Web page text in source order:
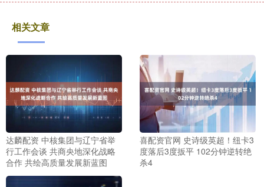
相关文章
达麟配资 中核集团与辽宁省举
行工作会谈 共商央地深化战略
合作 共绘高质量发展新蓝图
喜配资官网 史诗级英超！纽卡3
度落后3度扳平 102分钟逆转绝
杀4